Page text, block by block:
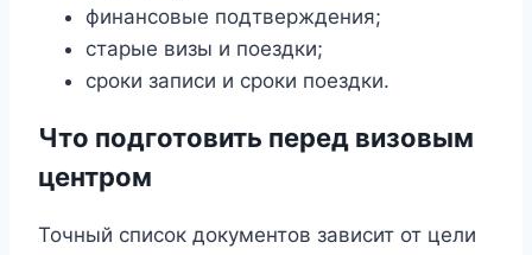
финансовые подтверждения;
старые визы и поездки;
сроки записи и сроки поездки.
Что подготовить перед визовым
центром
Точный список документов зависит от цели